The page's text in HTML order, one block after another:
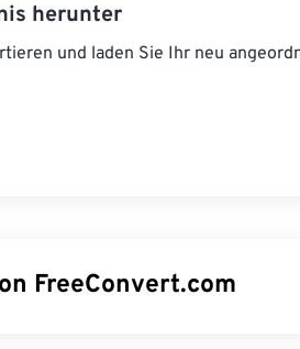
herunter
und laden Sie Ihr neu
FreeConvert.com